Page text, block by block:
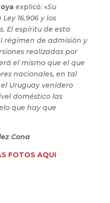
explicó: «Su
16.906 y los
El espíritu de esta
régimen de admisión y
realizadas por
el mismo que el que
nacionales, en tal
Uruguay venidero
doméstico las
que hay que
Cona
FOTOS AQUI